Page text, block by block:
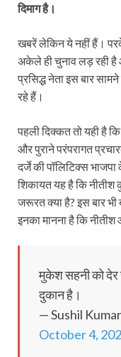
दिमाग है।
खबरें लेकिन ये नहीं हैं।
अकेले ही चुनाव लड़ रही
प्रसिद्ध नेता इस बार
रहे हैं।
पहली दिक्कत तो यही है
और पुराने परंपरागत
दर्जे की पॉलिटिक्स
शिकायत यह है कि
जरूरत क्या है? इस बार
इनका मानना है कि
मुकेश सहनी को देर
दुकान है।
— Sushil
October 4,